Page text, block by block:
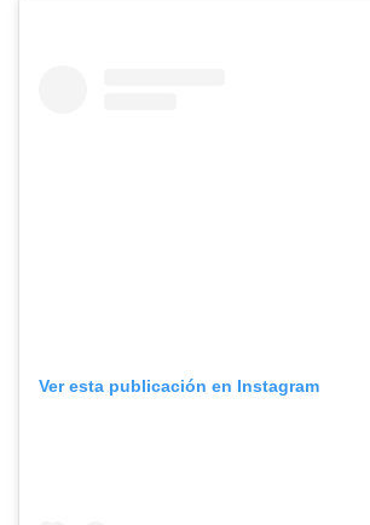
Ver esta publicación en Instagram